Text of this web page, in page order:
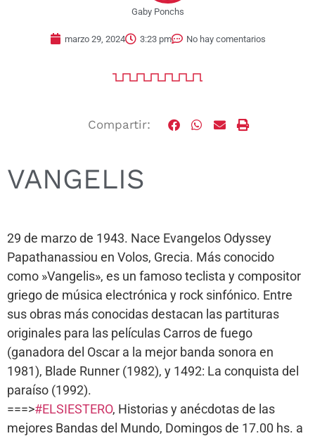
Gaby Ponchs
marzo 29, 2024 3:23 pm No hay comentarios
Compartir:
VANGELIS
29 de marzo de 1943. Nace Evangelos Odyssey
Papathanassiou en Volos, Grecia. Más conocido
como »Vangelis», es un famoso teclista y compositor
griego de música electrónica y rock sinfónico. Entre
sus obras más conocidas destacan las partituras
originales para las películas Carros de fuego
(ganadora del Oscar a la mejor banda sonora en
1981), Blade Runner (1982), y 1492: La conquista del
paraíso (1992).
===>#ELSIESTERO, Historias y anécdotas de las
mejores Bandas del Mundo, Domingos de 17.00 hs. a